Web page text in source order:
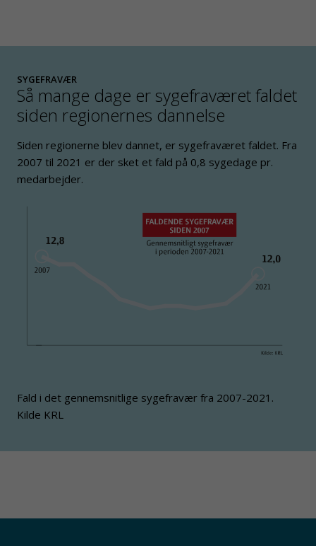
SYGEFRAVÆR
Så mange dage er sygefraværet faldet
siden regionernes dannelse
Siden regionerne blev dannet, er sygefraværet faldet. Fra
2007 til 2021 er der sket et fald på 0,8 sygedage pr.
medarbejder.
Fald i det gennemsnitlige sygefravær fra 2007-2021.
Kilde KRL